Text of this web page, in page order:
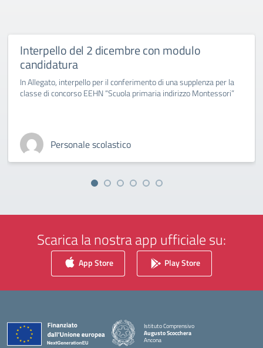
Interpello del 2 dicembre con modulo
candidatura
In Allegato, interpello per il conferimento di una supplenza per la
classe di concorso EEHN “Scuola primaria indirizzo Montessori”
Personale scolastico
Scarica la nostra app ufficiale su:
App Store Play Store
Istituto Comprensivo
Augusto Scocchera
Ancona